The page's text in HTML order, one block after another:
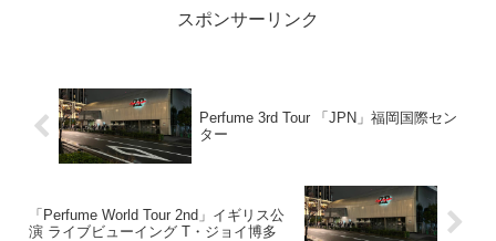
スポンサーリンク
Perfume 3rd Tour 「JPN」福岡国際セン
ター
「Perfume World Tour 2nd」イギリス公
演 ライブビューイング T・ジョイ博多